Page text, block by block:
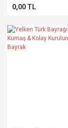
0,00 TL